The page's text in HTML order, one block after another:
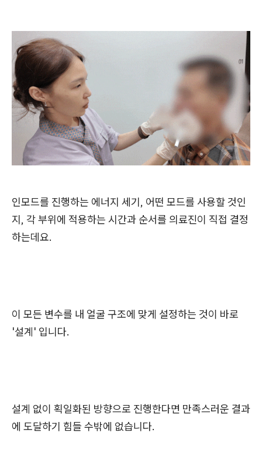
인모드를 진행하는 에너지 세기, 어떤 모드를 사용할 것인
지, 각 부위에 적용하는 시간과 순서를 의료진이 직접 결정
하는데요.
이 모든 변수를 내 얼굴 구조에 맞게 설정하는 것이 바로
'설계' 입니다.
설계 없이 획일화된 방향으로 진행한다면 만족스러운 결과
에 도달하기 힘들 수밖에 없습니다.